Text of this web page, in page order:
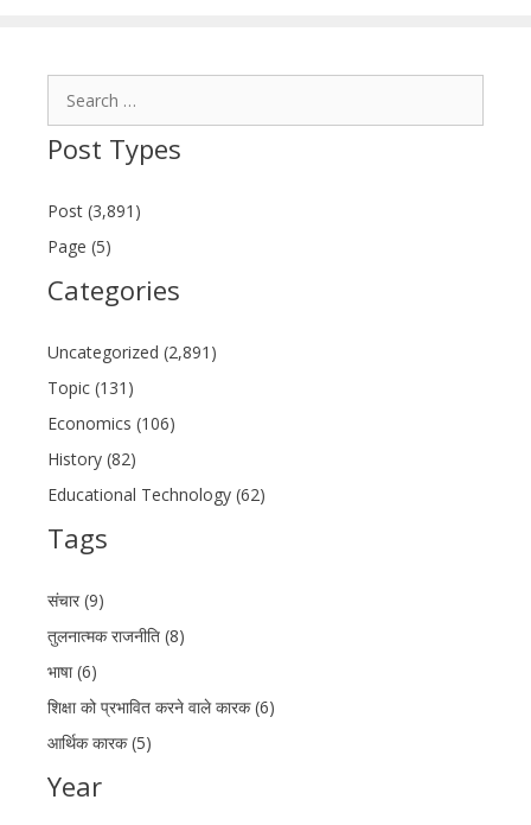
Post Types
Post (3,891)
Page (5)
Categories
Uncategorized (2,891)
Topic (131)
Economics (106)
History (82)
Educational Technology (62)
Tags
संचार (9)
तुलनात्मक राजनीति (8)
भाषा (6)
शिक्षा को प्रभावित करने वाले कारक (6)
आर्थिक कारक (5)
Year